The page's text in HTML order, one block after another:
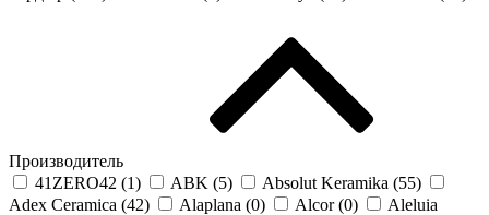
Производитель
41ZERO42 (1) ABK (5) Absolut Keramika (55)
Adex Ceramica (42) Alaplana (0) Alcor (0)
Aleluia